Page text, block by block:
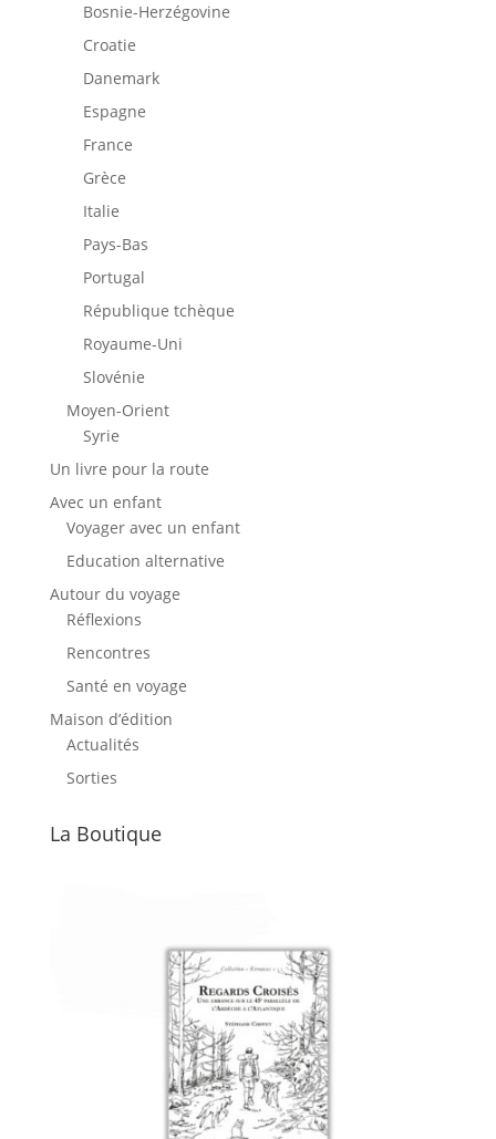
Bosnie-Herzégovine
Croatie
Danemark
Espagne
France
Grèce
Italie
Pays-Bas
Portugal
République tchèque
Royaume-Uni
Slovénie
Moyen-Orient
Syrie
Un livre pour la route
Avec un enfant
Voyager avec un enfant
Education alternative
Autour du voyage
Réflexions
Rencontres
Santé en voyage
Maison d’édition
Actualités
Sorties
La Boutique